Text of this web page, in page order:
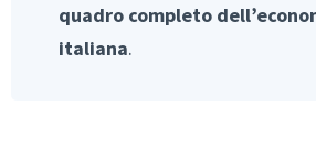
quadro completo
italiana.